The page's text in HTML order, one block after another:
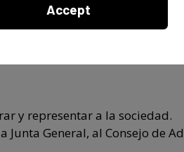
y representar a la sociedad.
General, al Consejo de
Accept